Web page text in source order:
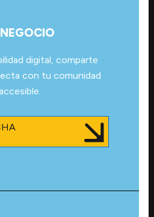
digital, comparte
con tu comunidad